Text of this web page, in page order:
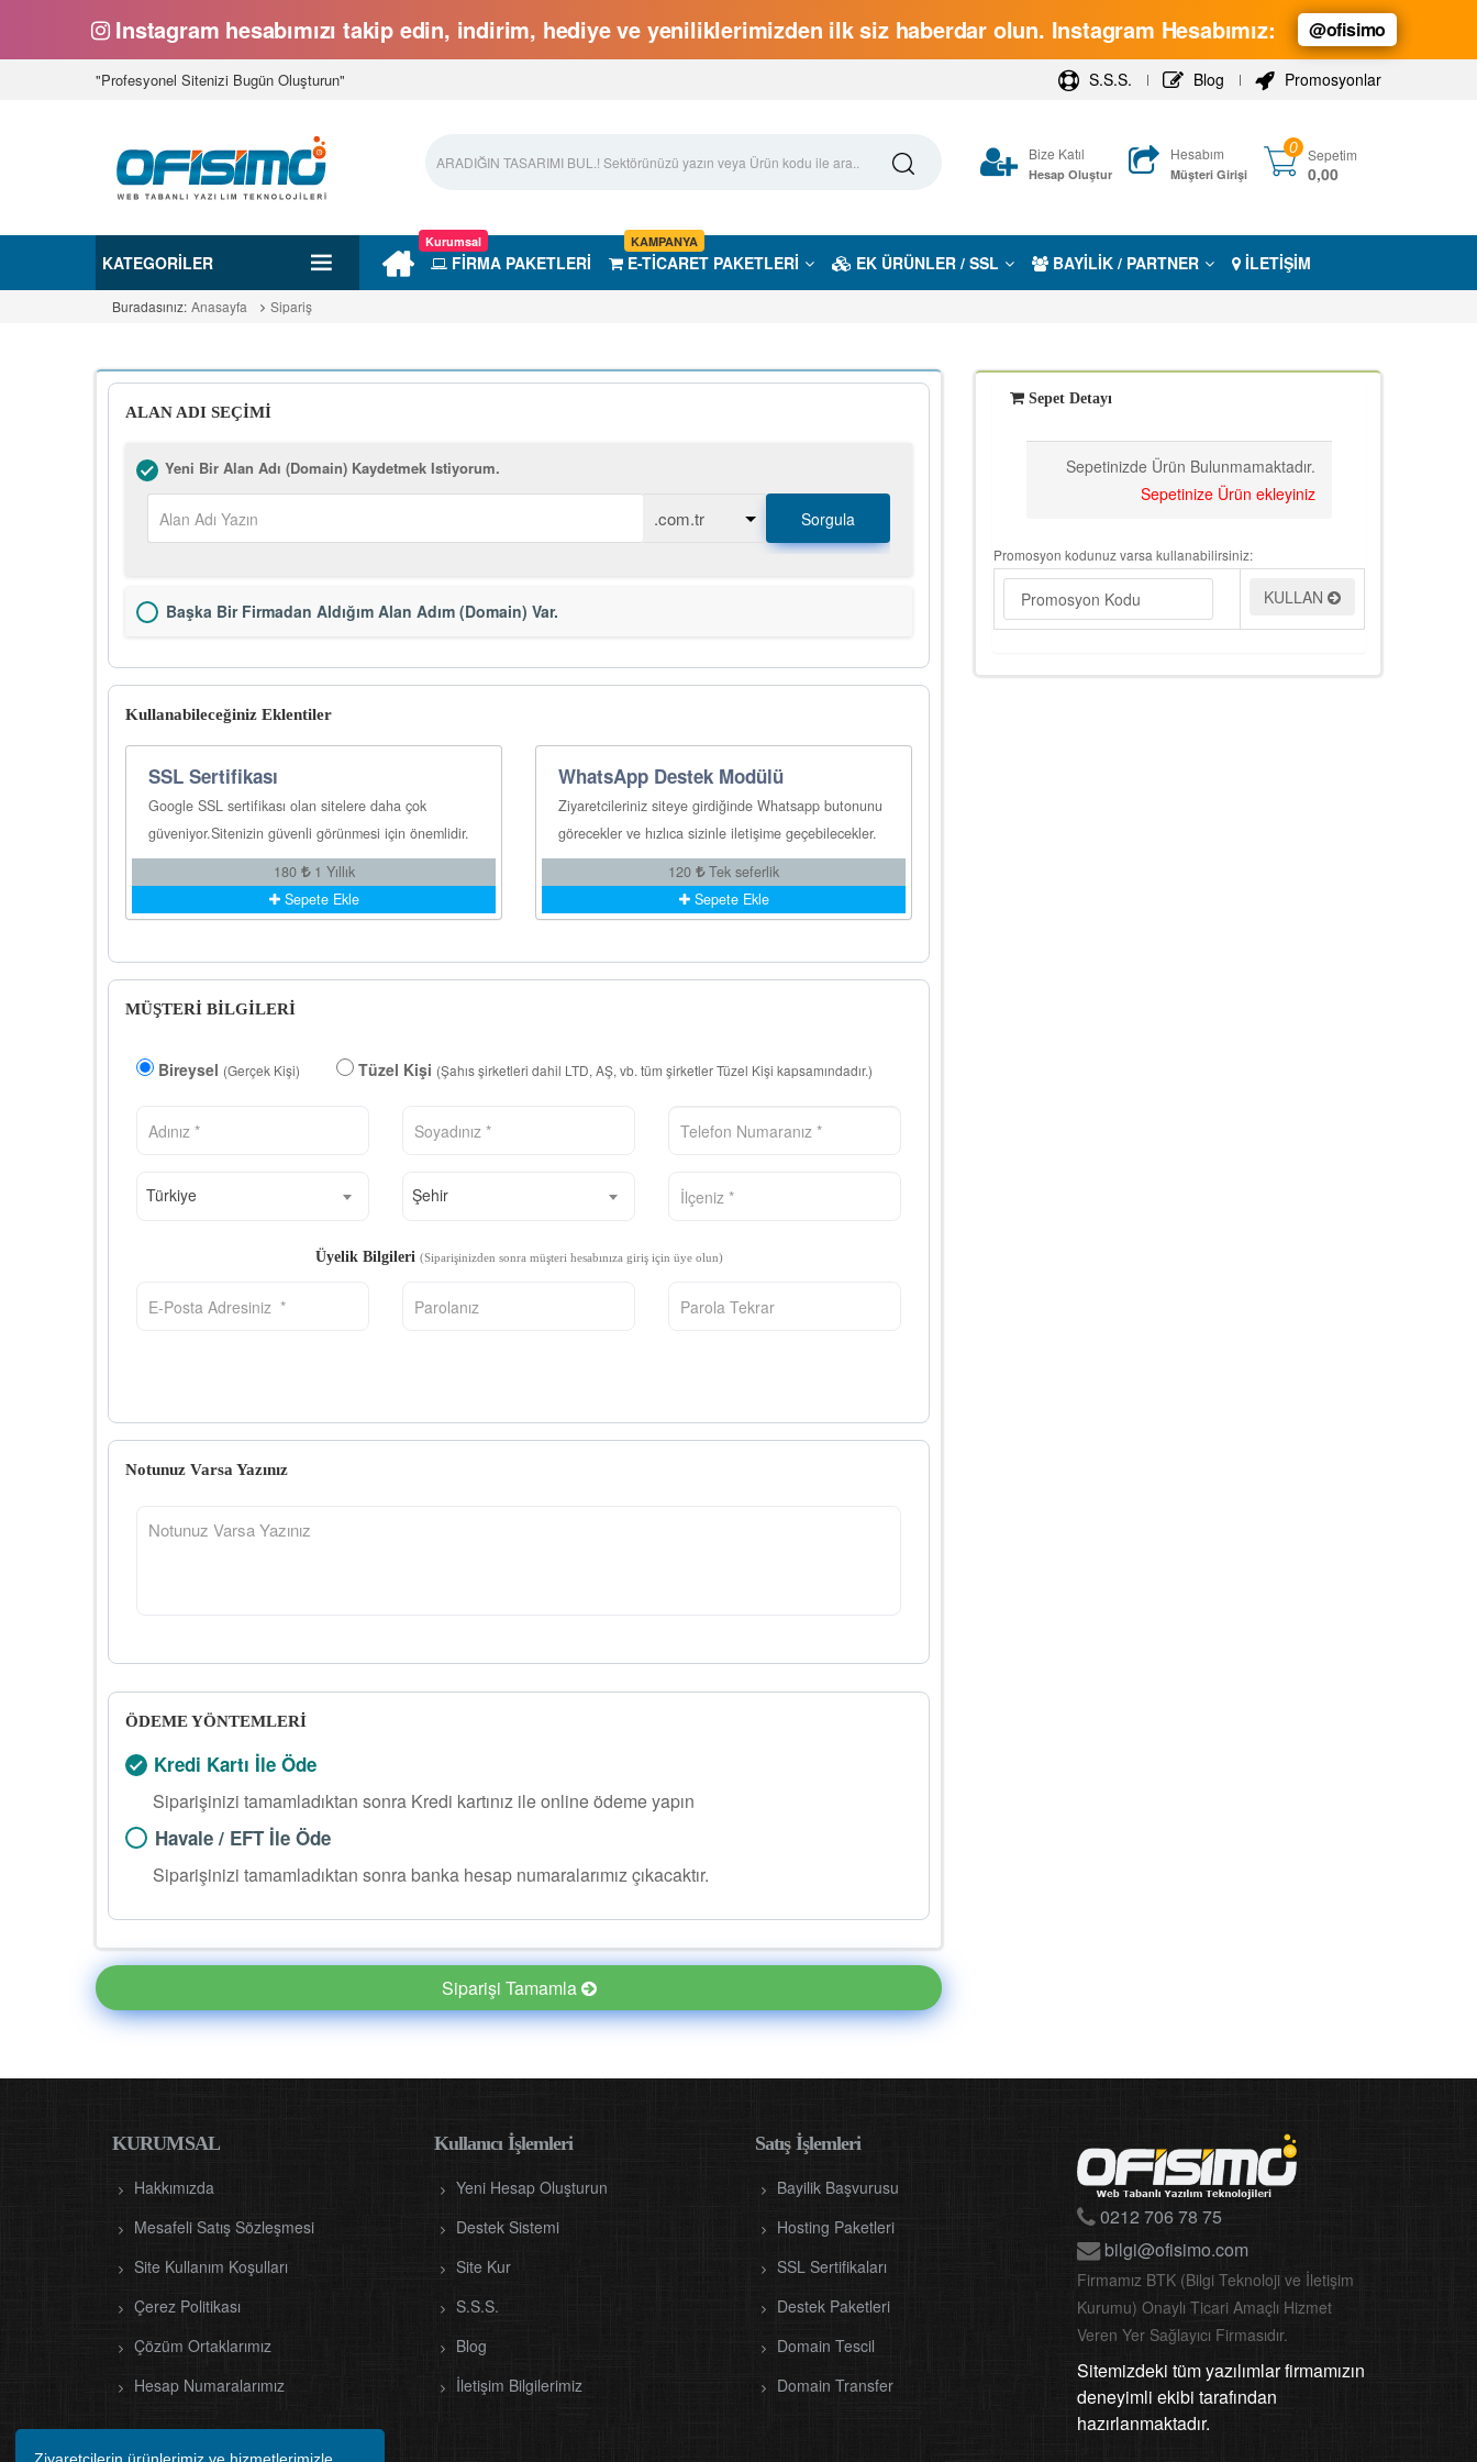
Ziyaretçilerin ürünlerimiz ve hizmetlerimizle
Instagram hesabımızı takip edin, indirim, hediye ve yeniliklerimizden ilk siz haberdar olun. Instagram Hesabımız: @ofisimo
"Profesyonel Sitenizi Bugün Oluşturun" S.S.S. Blog Promosyonlar
Bize Katıl
Hesap Oluştur
Hesabım
Müşteri Girişi
0 Sepetim
0,00
KATEGORILER FİRMA PAKETLERİ
Kurumsal
E-TİCARET PAKETLERİ
KAMPANYA
EK ÜRÜNLER / SSL BAYİLİK / PARTNER İLETİŞİM
Buradasınız: Anasayfa Sipariş
Sepet Detayı
Sepetinizde Ürün Bulunmamaktadır.
Sepetinize Ürün ekleyiniz
Promosyon kodunuz varsa kullanabilirsiniz:
KULLAN
ALAN ADI SEÇİMİ
Yeni Bir Alan Adı (Domain) Kaydetmek Istiyorum.
Sorgula
Başka Bir Firmadan Aldığım Alan Adım (Domain) Var.
Kullanabileceğiniz Eklentiler
SSL Sertifikası
Google SSL sertifikası olan sitelere daha çok
güveniyor.Sitenizin güvenli görünmesi için önemlidir.
180
1 Yıllık
Sepete Ekle
WhatsApp Destek Modülü
Ziyaretcileriniz siteye girdiğinde Whatsapp butonunu
görecekler ve hızlıca sizinle iletişime geçebilecekler.
120
Tek seferlik
Sepete Ekle
MÜŞTERİ BİLGİLERİ
Bireysel (Gerçek Kişi) Tüzel Kişi (Şahıs şirketleri dahil LTD, AŞ, vb. tüm şirketler Tüzel Kişi kapsamındadır.)
Türkiye Şehir
Üyelik Bilgileri (Siparişinizden sonra müşteri hesabınıza giriş için üye olun)
Notunuz Varsa Yazınız
ÖDEME YÖNTEMLERİ
Kredi Kartı İle Öde
Siparişinizi tamamladıktan sonra Kredi kartınız ile online ödeme yapın
Havale / EFT İle Öde
Siparişinizi tamamladıktan sonra banka hesap numaralarımız çıkacaktır.
Siparişi Tamamla
KURUMSAL
Hakkımızda
Mesafeli Satış Sözleşmesi
Site Kullanım Koşulları
Çerez Politikası
Çözüm Ortaklarımız
Hesap Numaralarımız
Kullanıcı İşlemleri
Yeni Hesap Oluşturun
Destek Sistemi
Site Kur
S.S.S.
Blog
İletişim Bilgilerimiz
Satış İşlemleri
Bayilik Başvurusu
Hosting Paketleri
SSL Sertifikaları
Destek Paketleri
Domain Tescil
Domain Transfer
0212 706 78 75
bilgi@ofisimo.com
Firmamız BTK (Bilgi Teknoloji ve İletişim
Kurumu) Onaylı Ticari Amaçlı Hizmet
Veren Yer Sağlayıcı Firmasıdır.
Sitemizdeki tüm yazılımlar firmamızın
deneyimli ekibi tarafından
hazırlanmaktadır.